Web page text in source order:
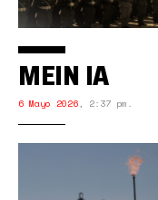
MEIN IA
6 Mayo 2026, 2:37 pm.